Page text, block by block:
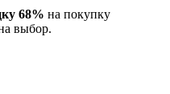
68% на покупку
выбор.